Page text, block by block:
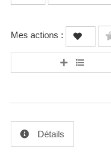
Mes actions :
Détails